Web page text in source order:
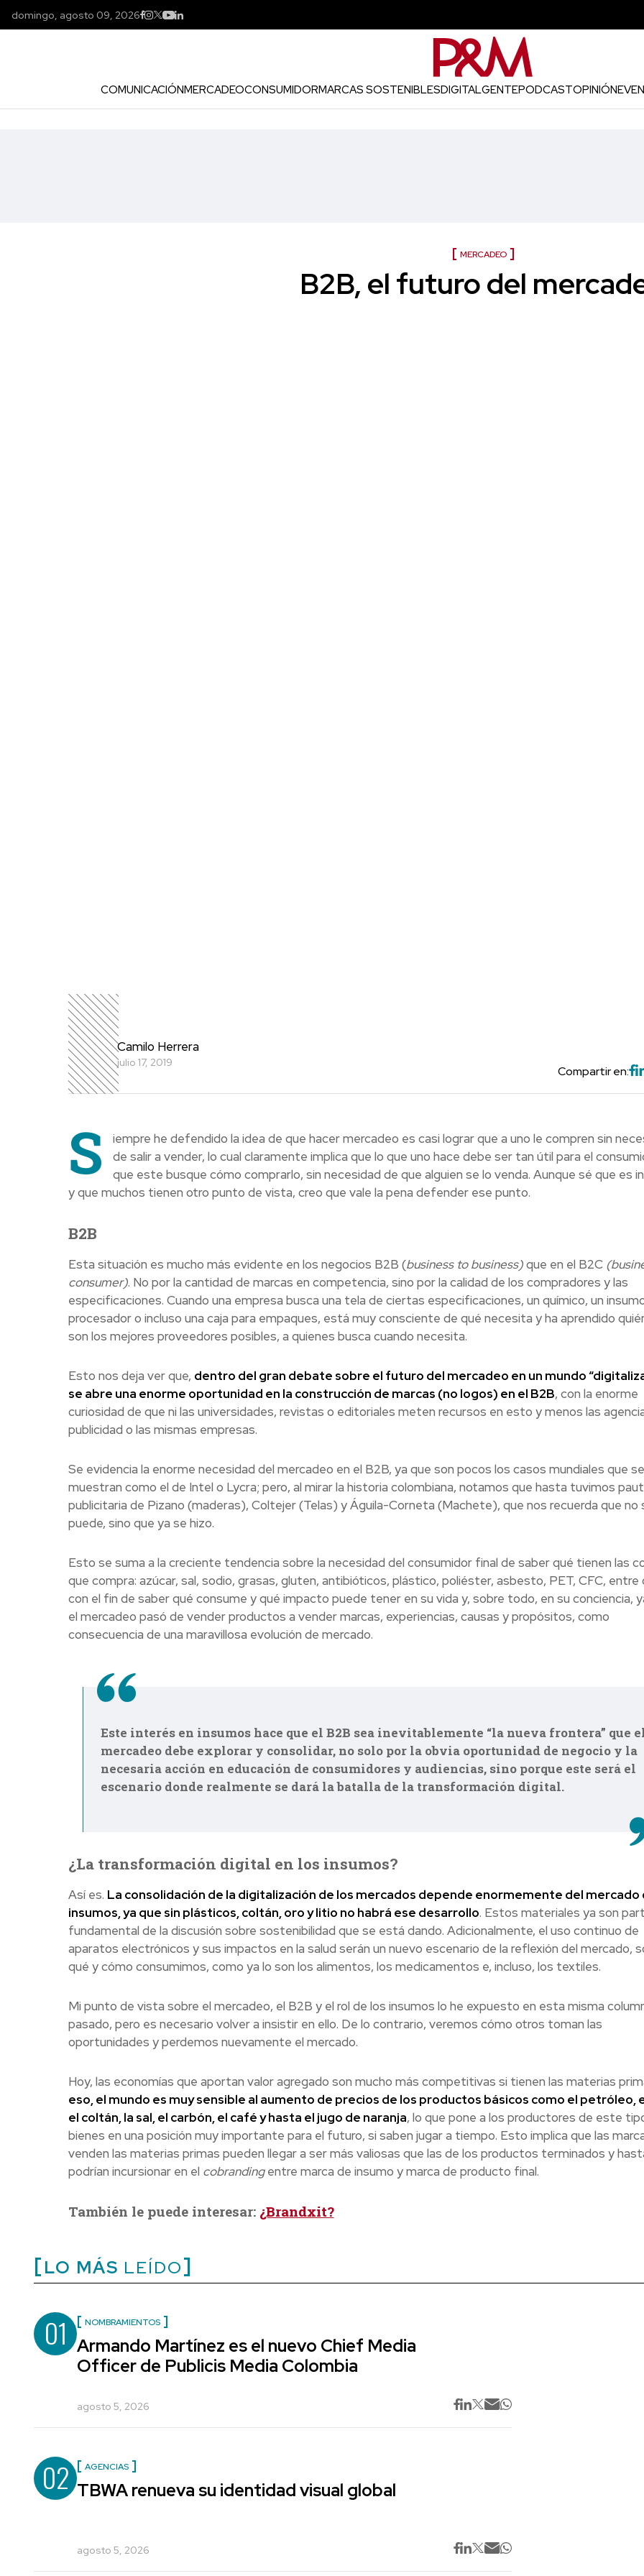
domingo, agosto 09, 2026
COMUNICACIÓNMERCADEOCONSUMIDORMARCAS SOSTENIBLESDIGITALGENTEPODCASTOPINIÓN
MERCADEO
B2B, el futuro del
Camilo Herrera
julio 17, 2019
Compartir en:
S
iempre he defendido la idea de que hacer mercadeo es casi lograr que a uno le compren sin
de salir a vender, lo cual claramente implica que lo que uno hace debe ser tan útil para el
que este busque cómo comprarlo, sin necesidad de que alguien se lo venda. Aunque sé que es
y que muchos tienen otro punto de vista, creo que vale la pena defender ese punto.
B2B
Esta situación es mucho más evidente en los negocios B2B (business to business)que en el B2C
consumer). No por la cantidad de marcas en competencia, sino por la calidad de los compradores y las
especificaciones. Cuando una empresa busca una tela de ciertas especificaciones, un químico, un
procesador o incluso una caja para empaques, está muy consciente de qué necesita y ha aprendido
son los mejores proveedores posibles, a quienes busca cuando necesita.
Esto nos deja ver que, dentro del gran debate sobre el futuro del mercadeo en un mundo
se abre una enorme oportunidad en la construcción de marcas (no logos) en el B2B, con la enorme
curiosidad de que ni las universidades, revistas o editoriales meten recursos en esto y menos las
publicidad o las mismas empresas.
Se evidencia la enorme necesidad del mercadeo en el B2B, ya que son pocos los casos mundiales que se
muestran como el de Intel o Lycra; pero, al mirar la historia colombiana, notamos que hasta tuvimos
publicitaria de Pizano (maderas), Coltejer (Telas) y Águila-Corneta (Machete), que nos recuerda que no
puede, sino que ya se hizo.
Esto se suma a la creciente tendencia sobre la necesidad del consumidor final de saber qué tienen las
que compra: azúcar, sal, sodio, grasas, gluten, antibióticos, plástico, poliéster, asbesto, PET, CFC, entre
con el fin de saber qué consume y qué impacto puede tener en su vida y, sobre todo, en su conciencia,
el mercadeo pasó de vender productos a vender marcas, experiencias, causas y propósitos, como
consecuencia de una maravillosa evolución de mercado.
Este interés en insumos hace que el B2B sea inevitablemente “la nueva frontera” que
mercadeo debe explorar y consolidar, no solo por la obvia oportunidad de negocio y la
necesaria acción en educación de consumidores y audiencias, sino porque este será el
escenario donde realmente se dará la batalla de la transformación digital.
¿La transformación digital en los insumos?
Así es. La consolidación de la digitalización de los mercados depende enormemente del mercado
insumos, ya que sin plásticos, coltán, oro y litio no habrá ese desarrollo. Estos materiales ya son
fundamental de la discusión sobre sostenibilidad que se está dando. Adicionalmente, el uso continuo de
aparatos electrónicos y sus impactos en la salud serán un nuevo escenario de la reflexión del mercado,
qué y cómo consumimos, como ya lo son los alimentos, los medicamentos e, incluso, los textiles.
Mi punto de vista sobre el mercadeo, el B2B y el rol de los insumos lo he expuesto en esta misma
pasado, pero es necesario volver a insistir en ello. De lo contrario, veremos cómo otros toman las
oportunidades y perdemos nuevamente el mercado.
Hoy, las economías que aportan valor agregado son mucho más competitivas si tienen las materias
eso, el mundo es muy sensible al aumento de precios de los productos básicos como el petróleo,
el coltán, la sal, el carbón, el café y hasta el jugo de naranja, lo que pone a los productores de este
bienes en una posición muy importante para el futuro, si saben jugar a tiempo. Esto implica que las
venden las materias primas pueden llegar a ser más valiosas que las de los productos terminados y
podrían incursionar en el cobrandingentre marca de insumo y marca de producto final.
También le puede interesar: ¿Brandxit?
LO MÁS LEÍDO
01 NOMBRAMIENTOS
Armando Martínez es el nuevo Chief Media
Officer de Publicis Media Colombia
agosto 5, 2026
02 AGENCIAS
TBWA renueva su identidad visual global
agosto 5, 2026